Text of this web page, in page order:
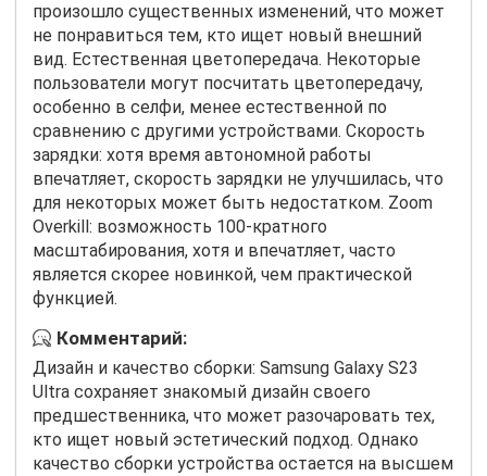
произошло существенных изменений, что может
не понравиться тем, кто ищет новый внешний
вид. Естественная цветопередача. Некоторые
пользователи могут посчитать цветопередачу,
особенно в селфи, менее естественной по
сравнению с другими устройствами. Скорость
зарядки: хотя время автономной работы
впечатляет, скорость зарядки не улучшилась, что
для некоторых может быть недостатком. Zoom
Overkill: возможность 100-кратного
масштабирования, хотя и впечатляет, часто
является скорее новинкой, чем практической
функцией.
Комментарий:
Дизайн и качество сборки: Samsung Galaxy S23
Ultra сохраняет знакомый дизайн своего
предшественника, что может разочаровать тех,
кто ищет новый эстетический подход. Однако
качество сборки устройства остается на высшем